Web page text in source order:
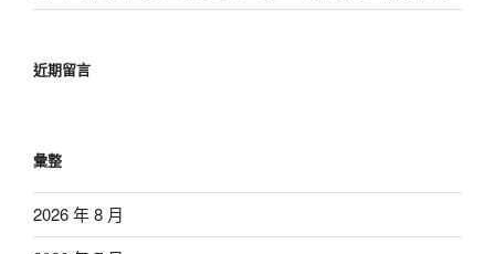
近期留言
彙整
2026 年 8 月